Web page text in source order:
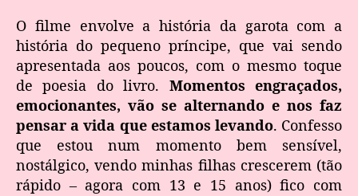
O filme envolve a história da garota com a
história do pequeno príncipe, que vai sendo
apresentada aos poucos, com o mesmo toque
de poesia do livro. Momentos engraçados,
emocionantes, vão se alternando e nos faz
pensar a vida que estamos levando. Confesso
que estou num momento bem sensível,
nostálgico, vendo minhas filhas crescerem (tão
rápido – agora com 13 e 15 anos) fico com